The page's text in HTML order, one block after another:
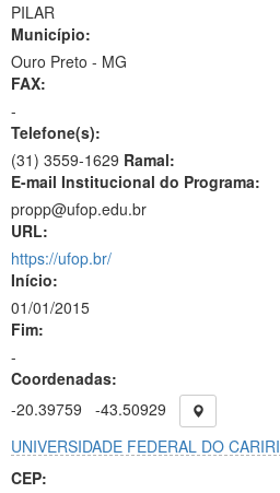
PILAR
Município:
Ouro Preto - MG
FAX:
-
Telefone(s):
(31) 3559-1629 Ramal:
E-mail Institucional do Programa:
propp@ufop.edu.br
URL:
https://ufop.br/
Início:
01/01/2015
Fim:
-
Coordenadas:
-20.39759
-43.50929
UNIVERSIDADE FEDERAL DO CARIRI
CEP: